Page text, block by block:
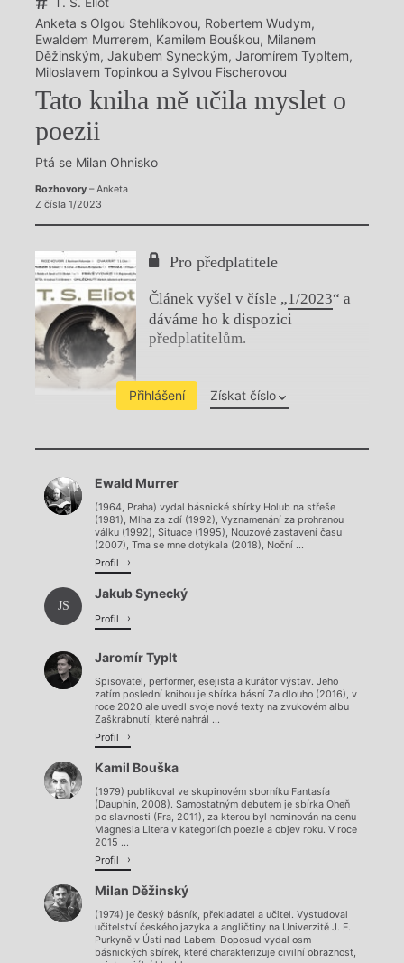
Anketa s Olgou Stehlíkovou, Robertem Wudym,
Ewaldem Murrerem, Kamilem Bouškou, Milanem
Děžinským, Jakubem Syneckým, Jaromírem Typltem,
Miloslavem Topinkou a Sylvou Fischerovou
Tato kniha mě učila myslet o
poezii
Ptá se Milan Ohnisko
Rozhovory– Anketa
Z čísla 1/2023
Pro předplatitele
Článek vyšel v čísle „1/2023“ a
dáváme ho k dispozici
předplatitelům.
Přihlášení Získat číslo
Chviličku.
Načítá se.
Ewald Murrer
(1964, Praha) vydal básnické sbírky Holub na střeše
(1981), Mlha za zdí (1992), Vyznamenání za prohranou
válku (1992), Situace (1995), Nouzové zastavení času
(2007), Tma se mne dotýkala (2018), Noční ...
Profil
JS
Jakub Synecký
Profil
Jaromír Typlt
Spisovatel, performer, esejista a kurátor výstav. Jeho
zatím poslední knihou je sbírka básní Za dlouho (2016), v
roce 2020 ale uvedl svoje nové texty na zvukovém albu
Zaškrábnutí, které nahrál ...
Profil
Kamil Bouška
(1979) publikoval ve skupinovém sborníku Fantasía
(Dauphin, 2008). Samostatným debutem je sbírka Oheň
po slavnosti (Fra, 2011), za kterou byl nominován na cenu
Magnesia Litera v kategoriích poezie a objev roku. V roce
2015 ...
Profil
Milan Děžinský
(1974) je český básník, překladatel a učitel. Vystudoval
učitelství českého jazyka a angličtiny na Univerzitě J. E.
Purkyně v Ústí nad Labem. Doposud vydal osm
básnických sbírek, které charakterizuje civilní obraznost,